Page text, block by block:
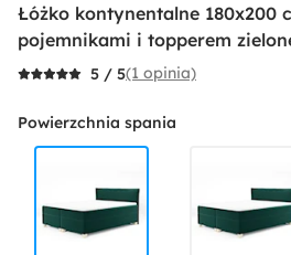
Łóżko kontynentalne 180x200
pojemnikami i topperem
5 / 5(1 opinia)
Powierzchnia spania